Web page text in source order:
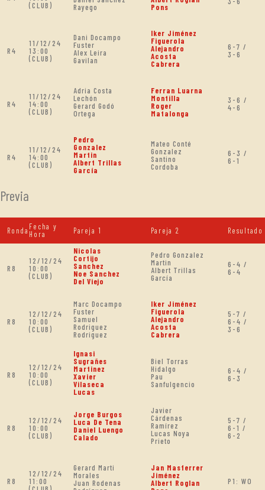
(CLUB)
Rayego
Pons
R4
11/12/24
13:00
(CLUB)
Dani Docampo
Fuster
Alex Leira
Gavilan
Iker Jiménez
Figuerola
Alejandro
Acosta
Cabrera
6-7 /
3-6
R4
11/12/24
14:00
(CLUB)
Adria Costa
Lechón
Gerard Godó
Ortega
Ferran Luarna
Montilla
Roger
Matalonga
3-6 /
4-6
R4
11/12/24
14:00
(CLUB)
Pedro
Gonzalez
Martin
Albert Trillas
García
Mateo Conté
Gonzalez
Santino
Cordoba
6-3 /
6-1
Previa
Ronda Fecha y
Hora
Pareja 1 Pareja 2 Resultado
R8
12/12/24
10:00
(CLUB)
Nicolas
Cortijo
Sanchez
Noe Sanchez
Del Viejo
Pedro Gonzalez
Martin
Albert Trillas
García
6-4 /
6-4
R8
12/12/24
10:00
(CLUB)
Marc Docampo
Fuster
Samuel
Rodriguez
Rodriguez
Iker Jiménez
Figuerola
Alejandro
Acosta
Cabrera
5-7 /
6-4 /
3-6
R8
12/12/24
10:00
(CLUB)
Ignasi
Sugrañes
Martinez
Xavier
Vilaseca
Lucas
Biel Torras
Hidalgo
Pau
Sanfulgencio
6-4 /
6-3
R8
12/12/24
10:00
(CLUB)
Jorge Burgos
Luca De Tena
Daniel Luengo
Calado
Javier
Cárdenas
Ramírez
Lucas Noya
Prieto
5-7 /
6-1 /
6-2
R8
12/12/24
11:00
Gerard Marti
Morales
Juan Rodenas
Jan Masferrer
Jiménez
Albert Roglan
P1: WO